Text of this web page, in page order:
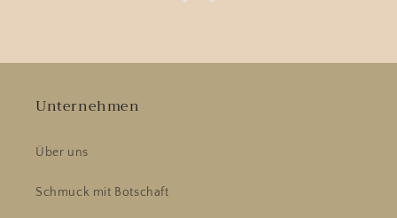
Unternehmen
Über uns
Schmuck mit Botschaft